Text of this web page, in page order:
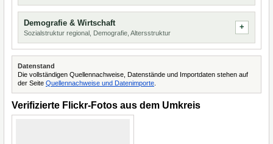
Demografie & Wirtschaft
Sozialstruktur regional, Demografie, Altersstruktur
Datenstand
Die vollständigen Quellennachweise, Datenstände und Importdaten stehen auf
der Seite Quellennachweise und Datenimporte
Verifizierte Flickr-Fotos aus dem Umkreis